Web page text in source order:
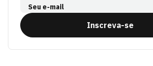
Seu e-mail
Inscreva-se